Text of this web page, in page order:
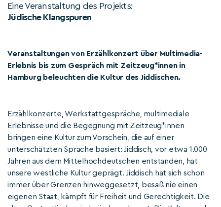
Eine Veranstaltung des Projekts:
Jüdische Klangspuren
Veranstaltungen von Erzählkonzert über Multimedia-
Erlebnis bis zum Gespräch mit Zeitzeug*innen in
Hamburg beleuchten die Kultur des Jiddischen.
Erzählkonzerte, Werkstattgespräche, multimediale
Erlebnisse und die Begegnung mit Zeitzeug*innen
bringen eine Kultur zum Vorschein, die auf einer
unterschätzten Sprache basiert: Jiddisch, vor etwa 1.000
Jahren aus dem Mittelhochdeutschen entstanden, hat
unsere westliche Kultur geprägt. Jiddisch hat sich schon
immer über Grenzen hinweggesetzt, besaß nie einen
eigenen Staat, kämpft für Freiheit und Gerechtigkeit. Die